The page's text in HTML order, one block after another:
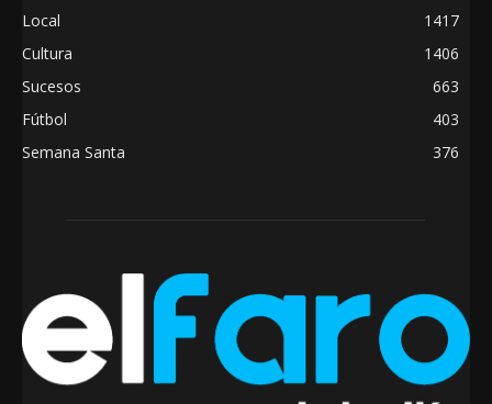
Local
1417
Cultura
1406
Sucesos
663
Fútbol
403
Semana Santa
376